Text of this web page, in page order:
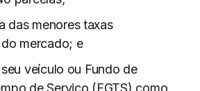
das menores taxas
mercado; e
veículo ou Fundo de
de Serviço (FGTS) como